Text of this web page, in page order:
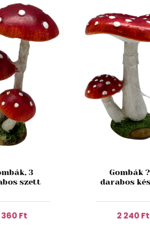
3
szett
360 Ft
Gombák
darabos
2 240 Ft